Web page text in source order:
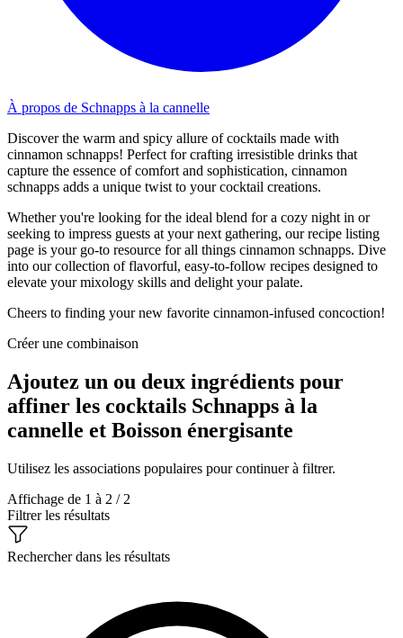
À propos de Schnapps à la cannelle
Discover the warm and spicy allure of cocktails made with
cinnamon schnapps! Perfect for crafting irresistible drinks that
capture the essence of comfort and sophistication, cinnamon
schnapps adds a unique twist to your cocktail creations.
Whether you're looking for the ideal blend for a cozy night in or
seeking to impress guests at your next gathering, our recipe listing
page is your go-to resource for all things cinnamon schnapps. Dive
into our collection of flavorful, easy-to-follow recipes designed to
elevate your mixology skills and delight your palate.
Cheers to finding your new favorite cinnamon-infused concoction!
Créer une combinaison
Ajoutez un ou deux ingrédients pour
affiner les cocktails Schnapps à la
cannelle et Boisson énergisante
Utilisez les associations populaires pour continuer à filtrer.
Affichage de 1 à 2 / 2
Filtrer les résultats
Rechercher dans les résultats